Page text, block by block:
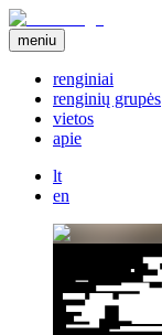
meniu
renginiai
renginių grupės
vietos
apie
lt
en